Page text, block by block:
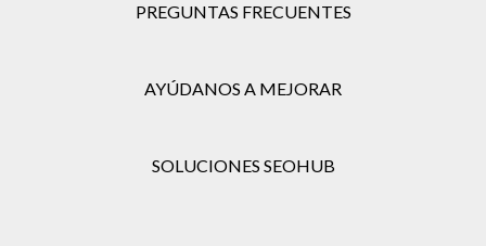
PREGUNTAS FRECUENTES
AYÚDANOS A MEJORAR
SOLUCIONES SEOHUB